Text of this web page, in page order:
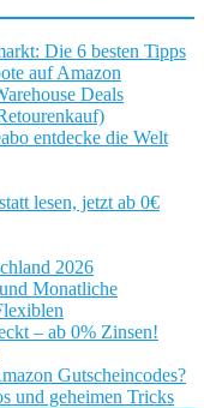
Die 6 besten Tipps
auf Amazon
Deals
entdecke die Welt
lesen, jetzt ab 0€
2026
Monatliche
– ab 0% Zinsen!
Gutscheincodes?
und geheimen Tricks